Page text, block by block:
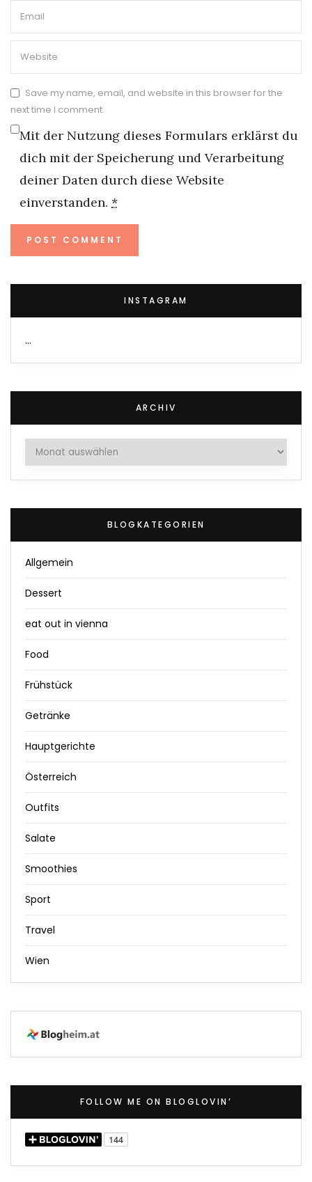
Save my name, email, and website in this browser for the
next time I comment.
Mit der Nutzung dieses Formulars erklärst du
dich mit der Speicherung und Verarbeitung
deiner Daten durch diese Website
einverstanden. *
INSTAGRAM
…
ARCHIV
Archiv
BLOGKATEGORIEN
Allgemein
Dessert
eat out in vienna
Food
Frühstück
Getränke
Hauptgerichte
Österreich
Outfits
Salate
Smoothies
Sport
Travel
Wien
FOLLOW ME ON BLOGLOVIN’